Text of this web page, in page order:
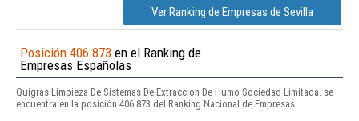
Ver Ranking de Empresas de Sevilla
Posición 406.873 en el Ranking de
Empresas Españolas
Quigras Limpieza De Sistemas De Extraccion De Humo Sociedad Limitada. se
encuentra en la posición 406.873 del Ranking Nacional de Empresas.